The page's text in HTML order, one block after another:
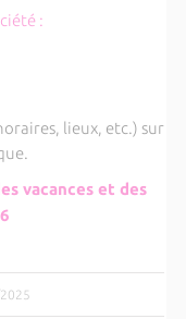
:
lieux, etc.) sur
vacances et des